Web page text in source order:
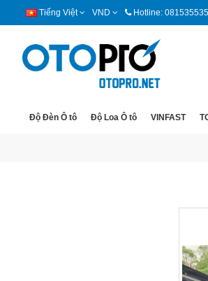
Tiếng Việt VND Hotline:
Độ Đèn Ô tô Độ Loa Ô tô VINFAST